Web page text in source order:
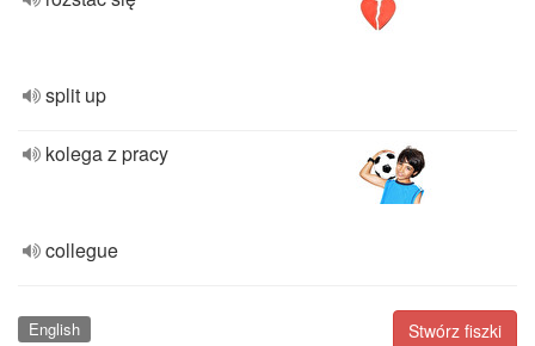
split up
kolega z pracy
collegue
Stwórz fiszki
English